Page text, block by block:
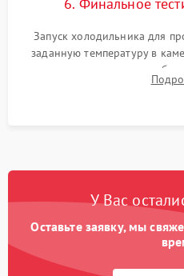
6. Финальное
Запуск холодильника для
заданную температуру в
компрессора, отсутствия
срабатывания системы
У Вас
Оставьте заявку, мы